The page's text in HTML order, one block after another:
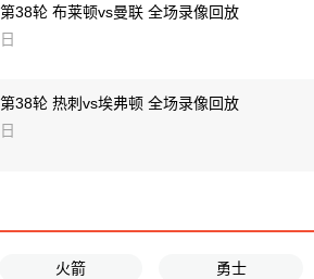
38轮 布莱顿vs曼联 全场录像回放
38轮 热刺vs埃弗顿 全场录像回放
火箭 勇士